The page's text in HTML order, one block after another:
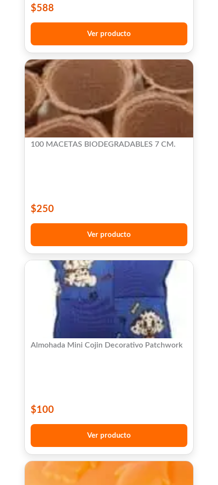
$588
Ver producto
100 MACETAS BIODEGRADABLES 7 CM.
$250
Ver producto
Almohada Mini Cojin Decorativo Patchwork
$100
Ver producto